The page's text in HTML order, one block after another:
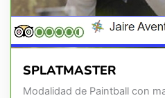
SPLATMASTER
Modalidad de Paintball con